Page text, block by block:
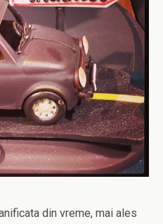
din vreme, mai ales